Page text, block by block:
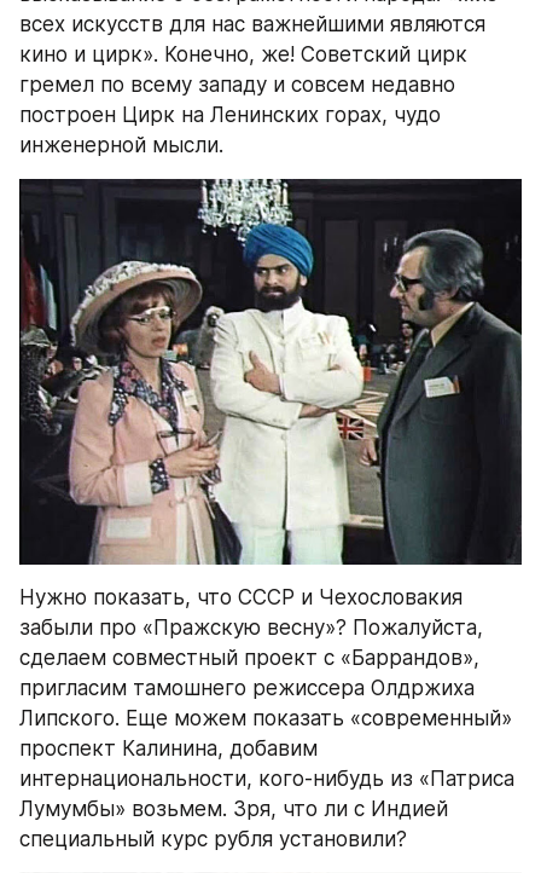
всех искусств для нас важнейшими являются
кино и цирк». Конечно, же! Советский цирк
гремел по всему западу и совсем недавно
построен Цирк на Ленинских горах, чудо
инженерной мысли.
Нужно показать, что СССР и Чехословакия
забыли про «Пражскую весну»? Пожалуйста,
сделаем совместный проект с «Баррандов»,
пригласим тамошнего режиссера Олдржиха
Липского. Еще можем показать «современный»
проспект Калинина, добавим
интернациональности, кого-нибудь из «Патриса
Лумумбы» возьмем. Зря, что ли с Индией
специальный курс рубля установили?